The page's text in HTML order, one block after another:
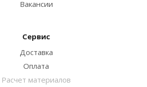
Вакансии
Сервис
Доставка
Оплата
Расчет материалов